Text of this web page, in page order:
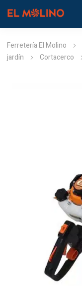
Ferretería El Molino
jardín
Cortacerco